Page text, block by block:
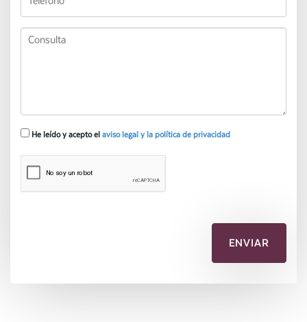
He leído y acepto el aviso legal y la política de privacidad